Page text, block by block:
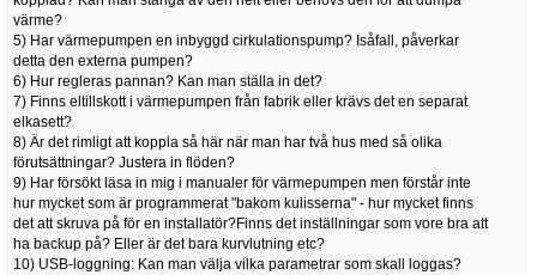
värme?
5) Har värmepumpen en inbyggd cirkulationspump? Isåfall, påverkar
detta den externa pumpen?
6) Hur regleras pannan? Kan man ställa in det?
7) Finns eltillskott i värmepumpen från fabrik eller krävs det en separat
elkasett?
8) Är det rimligt att koppla så här när man har två hus med så olika
förutsättningar? Justera in flöden?
9) Har försökt läsa in mig i manualer för värmepumpen men förstår inte
hur mycket som är programmerat "bakom kulisserna" - hur mycket finns
det att skruva på för en installatör?Finns det inställningar som vore bra att
ha backup på? Eller är det bara kurvlutning etc?
10) USB-loggning: Kan man välja vilka parametrar som skall loggas?